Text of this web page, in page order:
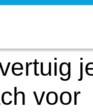
voor